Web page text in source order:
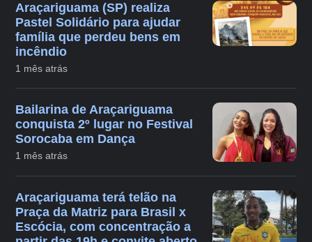
Araçariguama (SP) realiza
Pastel Solidário para ajudar
família que perdeu bens em
incêndio
1 mês atrás
Bailarina de Araçariguama
conquista 2º lugar no Festival
Sorocaba em Dança
1 mês atrás
Araçariguama terá telão na
Praça da Matriz para Brasil x
Escócia, com concentração a